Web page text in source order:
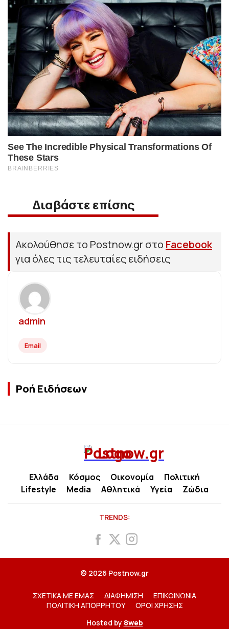
Διαβάστε επίσης
Ακολούθησε το Postnow.gr στο Facebook
για όλες τις τελευταίες ειδήσεις
admin
Email
Ροή Ειδήσεων
Ελλάδα Κόσμος Οικονομία
Πολιτική
Lifestyle
Media Αθλητικά Υγεία Ζώδια
TRENDS:
© 2026 Postnow.gr
ΣΧΕΤΙΚΑ ΜΕ ΕΜΑΣ ΔΙΑΦΗΜΙΣΗ
ΕΠΙΚΟΙΝΩΝΙΑ
ΠΟΛΙΤΙΚΗ ΑΠΟΡΡΗΤΟΥ
ΟΡΟΙ ΧΡΗΣΗΣ
Hosted by 8web